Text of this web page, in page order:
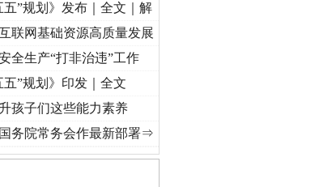
丨红船起航处 潮起..·[视频]一首歌的时间，读懂乐至的“诗与远方”
五”规划》发布｜全文｜解
联网基础资源高质量发展
全生产“打非治违”工作
五”规划》印发｜全文
孩子们这些能力素养
务院常务会作最新部署⇒